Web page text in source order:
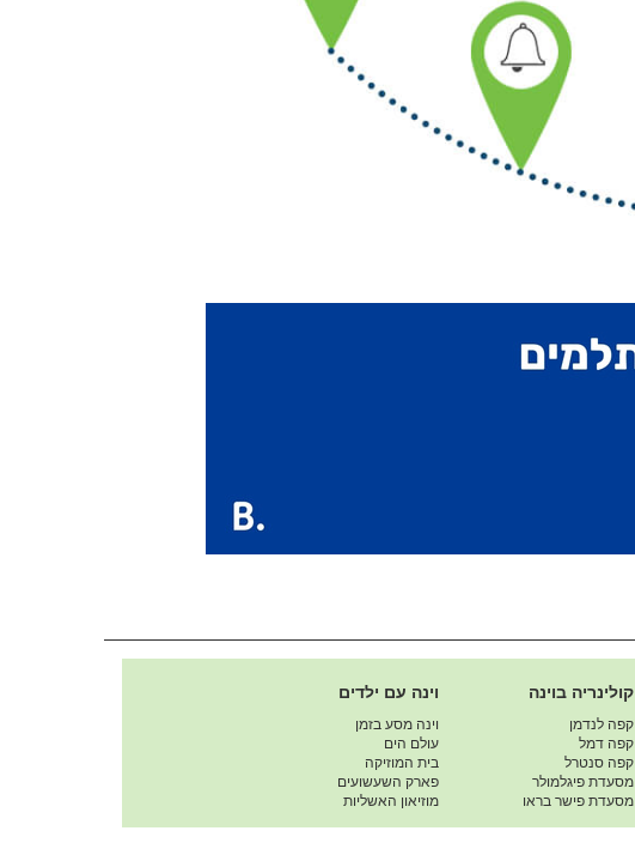
קולינריה בוינה
קפה לנדמן
קפה דמל
קפה סנטרל
מסעדת פיגלמולר
מסעדת פישר בראו
וינה עם ילדים
וינה מסע בזמן
עולם הים
בית המוזיקה
פארק השעשועים
מוזיאון האשליות